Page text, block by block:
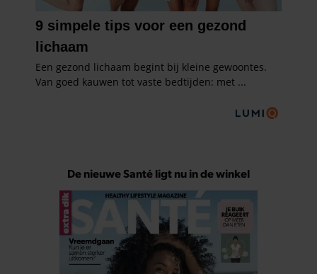
De nieuwe Santé ligt nu in de winkel